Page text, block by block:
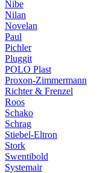
Nibe
Nilan
Novelan
Paul
Pichler
Pluggit
POLO Plast
Proxon-Zimmermann
Richter & Frenzel
Roos
Schako
Schrag
Stiebel-Eltron
Stork
Swentibold
Systemair